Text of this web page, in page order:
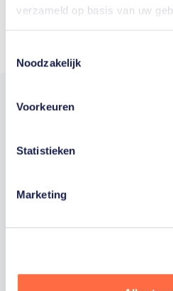
verzameld op basis van uw
Noodzakelijk
Voorkeuren
Statistieken
Marketing
Trotse
Staatsloterij is trotse
sportiefste land van